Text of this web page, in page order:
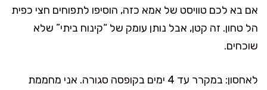
אם בא לכם טוויסט של אמא כזה, הוסיפו לתפוחים חצי כפית
הל טחון. זה קטן, אבל נותן עומק של “קינוח ביתי” שלא
שוכחים.
לאחסון: במקרר עד 4 ימים בקופסה סגורה. אני מחממת